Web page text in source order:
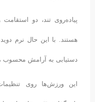
پیاده‌روی تند، دو
هستند. با این حال نرم
دستیابی به آرامش محسوب
این ورزش‌ها روی